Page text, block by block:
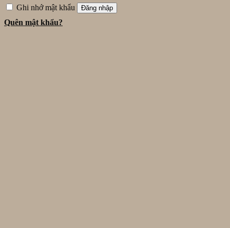
Ghi nhớ mật khẩu
Đăng nhập
Quên mật khẩu?